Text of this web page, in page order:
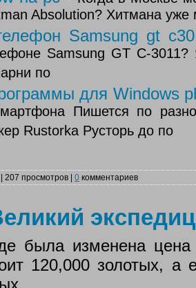
Absolution? Хитмана уже
Samsung gt
Samsung GT C-
по
для Windows
Пишется по
Rustorka Русторь до по
207 просмотров | 0 комментариев
была изменена цена
120,000 золотых, а